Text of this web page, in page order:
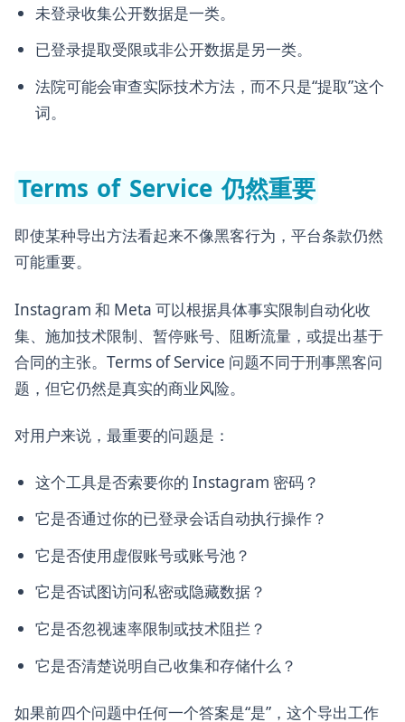
未登录收集公开数据是一类。
已登录提取受限或非公开数据是另一类。
法院可能会审查实际技术方法，而不只是“提取”这个
词。
Terms of Service 仍然重要
即使某种导出方法看起来不像黑客行为，平台条款仍然
可能重要。
Instagram 和 Meta 可以根据具体事实限制自动化收
集、施加技术限制、暂停账号、阻断流量，或提出基于
合同的主张。Terms of Service 问题不同于刑事黑客问
题，但它仍然是真实的商业风险。
对用户来说，最重要的问题是：
这个工具是否索要你的 Instagram 密码？
它是否通过你的已登录会话自动执行操作？
它是否使用虚假账号或账号池？
它是否试图访问私密或隐藏数据？
它是否忽视速率限制或技术阻拦？
它是否清楚说明自己收集和存储什么？
如果前四个问题中任何一个答案是“是”，这个导出工作